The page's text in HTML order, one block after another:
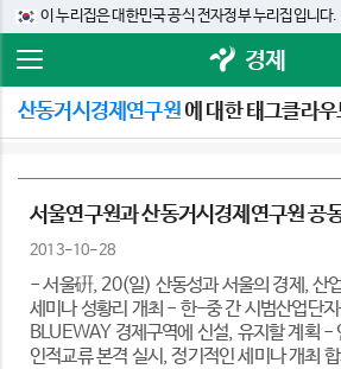
이 누리집은 대한민국 공식 전자정부 누리집입니다.
경제
산동거시경제연구원에 대한 태그클라우
서울연구원과 산동거시경제연구원 공
2013-10-28
- 서울硏, 20(일) 산동성과 서울의 경제, 산
세미나 성황리 개최 - 한-중 간 시범산업단
BLUEWAY 경제구역에 신설, 유지할 계획 -
인적교류 본격 실시, 정기적인 세미나 개최